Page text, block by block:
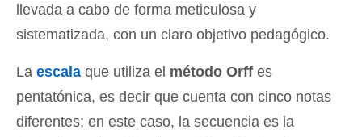
llevada a cabo de forma meticulosa y
sistematizada, con un claro objetivo pedagógico.
La escala que utiliza el método Orff es
pentatónica, es decir que cuenta con cinco notas
diferentes; en este caso, la secuencia es la